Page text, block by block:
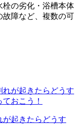
栓の劣化・浴槽本体
故障など、複数の可
が起きたらどうす